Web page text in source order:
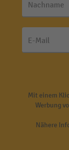
Nachname
E-Mail
Mit einem
Werbung
Nähere